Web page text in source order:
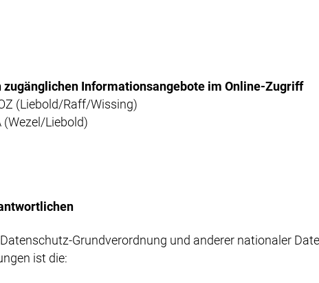
Informationsangebote im Online-Zugriff
(Liebold/Raff/Wissing)
(Wezel/Liebold)
Grundverordnung und anderer nationaler
ist die: